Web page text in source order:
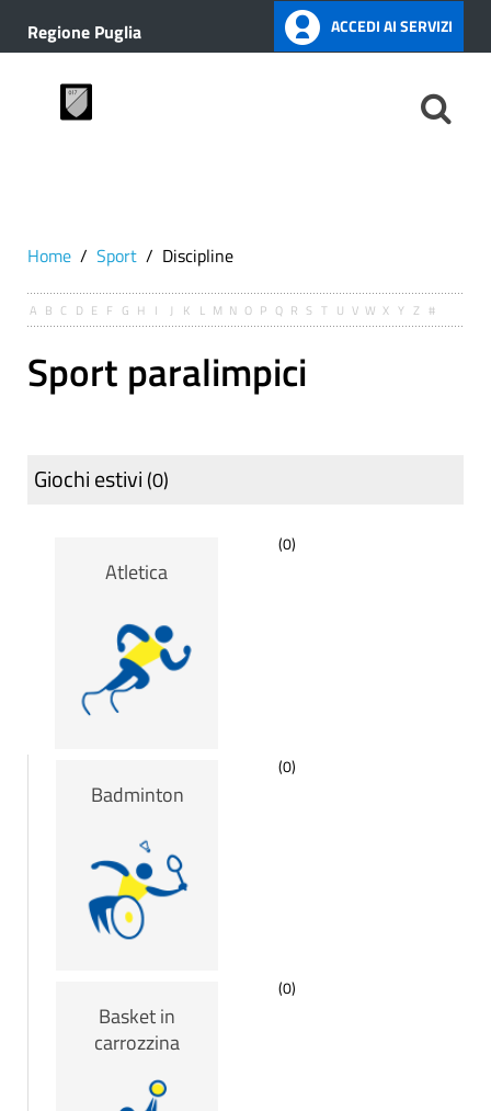
Regione Puglia ACCEDI AI SERVIZI
Home Sport Discipline
A B C D E F G H I J K L M N O P Q R S T U V W X Y Z #
Sport paralimpici
Giochi estivi (0)
Atletica
(0)
Badminton
(0)
Basket in
carrozzina
(0)